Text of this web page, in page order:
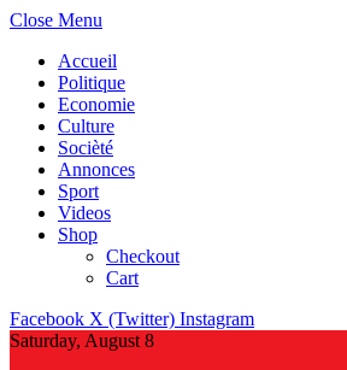
Close Menu
Accueil
Politique
Economie
Culture
Socièté
Annonces
Sport
Videos
Shop
Checkout
Cart
Facebook X (Twitter) Instagram
Saturday, August 8